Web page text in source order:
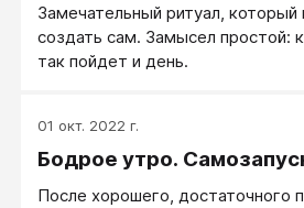
Замечательный ритуал,
создать сам. Замысел простой:
так пойдет и день.
01 окт. 2022 г.
Бодрое утро.
После хорошего, достаточного